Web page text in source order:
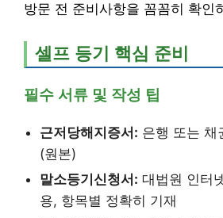
방문 전 준비사항을 꼼꼼히 확인
셀프 등기 핵심 준비
필수 서류 및 작성 팁
근저당해지증서: 은행 또는 채
(원본)
말소등기신청서: 대법원 인터
용, 항목별 정확히 기재